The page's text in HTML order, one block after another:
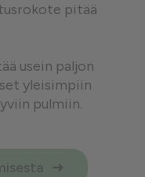
pitää
usein paljon
yleisimpiin
pulmiin.